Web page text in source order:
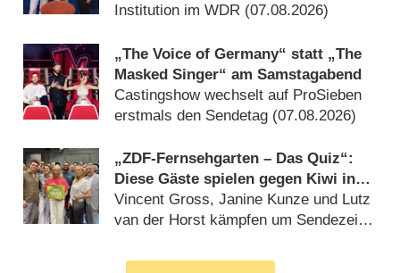
Institution im WDR (07.08.2026)
„The Voice of Germany“ statt „The
Masked Singer“ am Samstagabend
Castingshow wechselt auf ProSieben
erstmals den Sendetag (07.08.2026)
„ZDF-Fernsehgarten – Das Quiz“:
Diese Gäste spielen gegen Kiwi in
der Sonderfolge am 9. August 2026
Vincent Gross, Janine Kunze und Lutz
van der Horst kämpfen um Sendezeit